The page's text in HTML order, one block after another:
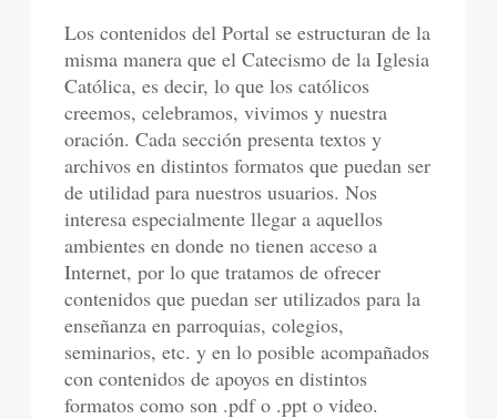
Los contenidos del Portal se estructuran de la
misma manera que el Catecismo de la Iglesia
Católica, es decir, lo que los católicos
creemos, celebramos, vivimos y nuestra
oración. Cada sección presenta textos y
archivos en distintos formatos que puedan ser
de utilidad para nuestros usuarios. Nos
interesa especialmente llegar a aquellos
ambientes en donde no tienen acceso a
Internet, por lo que tratamos de ofrecer
contenidos que puedan ser utilizados para la
enseñanza en parroquias, colegios,
seminarios, etc. y en lo posible acompañados
con contenidos de apoyos en distintos
formatos como son .pdf o .ppt o video.